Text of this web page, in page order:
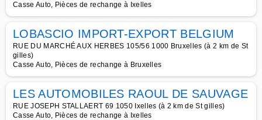
Casse Auto, Pièces de rechange à Ixelles
LOBASCIO IMPORT-EXPORT BELGIUM
RUE DU MARCHÉ AUX HERBES 105/56 1000 Bruxelles (à 2 km de St
gilles)
Casse Auto, Pièces de rechange à Bruxelles
LES AUTOMOBILES RAOUL DE SAUVAGE
RUE JOSEPH STALLAERT 69 1050 Ixelles (à 2 km de St gilles)
Casse Auto, Pièces de rechange à Ixelles